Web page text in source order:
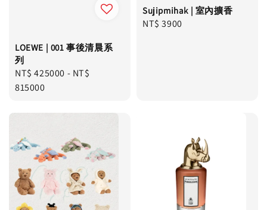
LOEWE | 001 事後清晨系
列
Regular
price
NT$ 425000 - NT$
815000
Sujipmihak | 室內擴香
Regular
NT$ 3900